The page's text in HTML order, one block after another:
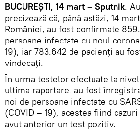
BUCUREȘTI, 14 mart – Sputnik.
precizează că, până astăzi, 14
României, au fost confirmate
persoane infectate cu noul
19), iar 783.642 de pacienți au
vindecați.
În urma testelor efectuate la
ultima raportare, au fost
noi de persoane infectate cu
(COVID – 19), acestea fiind
avut anterior un test pozitiv.